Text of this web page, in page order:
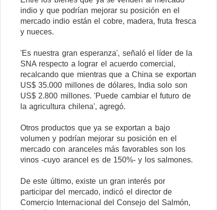
indio y que podrían mejorar su posición en el
mercado indio están el cobre, madera, fruta fresca
y nueces.
'Es nuestra gran esperanza', señaló el líder de la
SNA respecto a lograr el acuerdo comercial,
recalcando que mientras que a China se exportan
US$ 35.000 millones de dólares, India solo son
US$ 2.800 millones. 'Puede cambiar el futuro de
la agricultura chilena', agregó.
Otros productos que ya se exportan a bajo
volumen y podrían mejorar su posición en el
mercado con aranceles más favorables son los
vinos -cuyo arancel es de 150%- y los salmones.
De este último, existe un gran interés por
participar del mercado, indicó el director de
Comercio Internacional del Consejo del Salmón,